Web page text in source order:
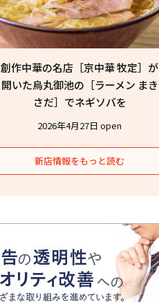
創作中華の名店［京中華 牧定］が
開いた烏丸御池の［ラーメン まき
さだ］でネギソバを
2026年4月27日 open
新店情報をもっと読む